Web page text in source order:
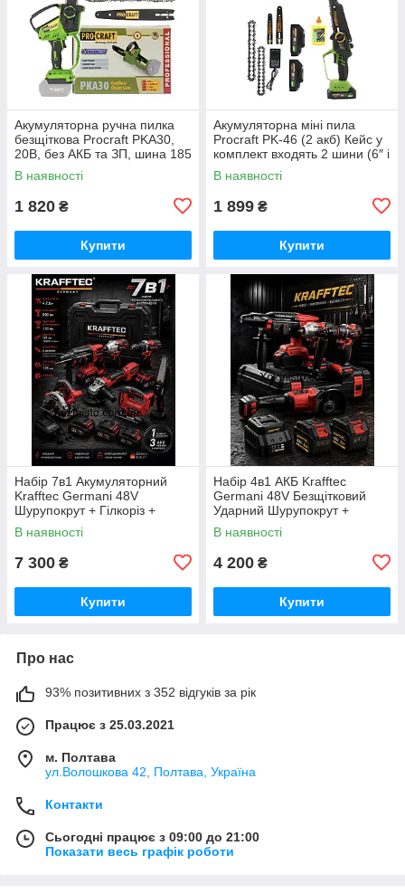
Акумуляторна ручна пилка
безщіткова Procraft PKA30,
20В, без АКБ та ЗП, шина 185
мм Німеччина
В наявності
1 820 ₴
Купити
Акумуляторна міні пила
Procraft PK-46 (2 акб) Кейс у
комплект входять 2 шини (6″ і
8″) та 2 ланцюги
В наявності
1 899 ₴
Купити
Набір 7в1 Акумуляторний
Krafftec Germani 48V
Шурупокрут + Гілкоріз +
Болгарка + Перф + Гайковерт
+ Циркулярна + лобзик/
В наявності
7 300 ₴
Купити
Набір 4в1 АКБ Krafftec
Germani 48V Безщітковий
Ударний Шурупокрут +
Перфоратор + Болгарка +
Гайковерт Набір 4в1
В наявності
4 200 ₴
Купити
Про нас
93% позитивних з 352 відгуків за рік
Працює з 25.03.2021
м. Полтава
ул.Волошкова 42, Полтава, Україна
Контакти
Сьогодні працює з 09:00 до 21:00
Показати весь графік роботи